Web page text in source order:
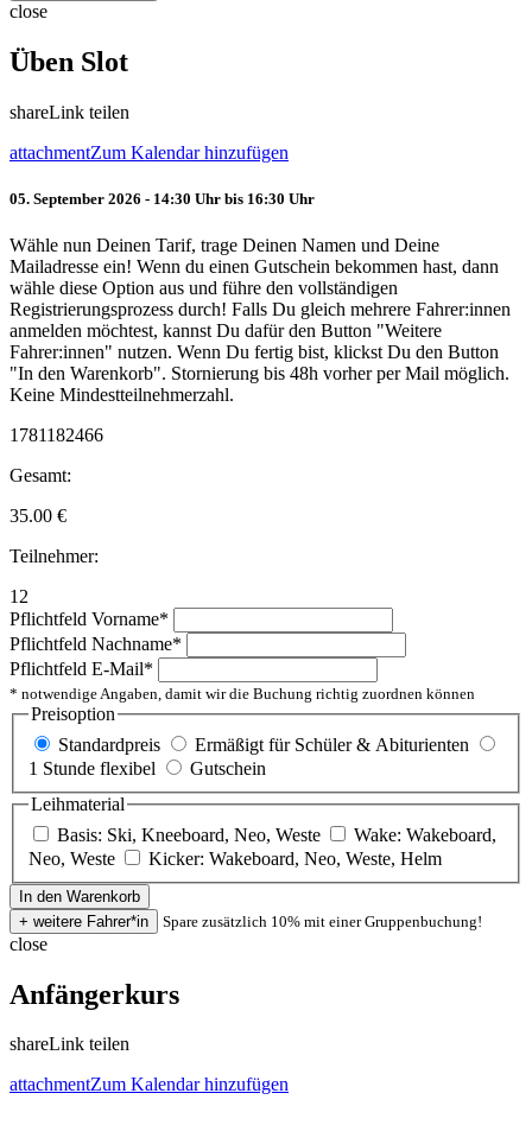
close
Üben Slot
shareLink teilen
attachmentZum Kalendar hinzufügen
05. September 2026 - 14:30 Uhr bis 16:30 Uhr
Wähle nun Deinen Tarif, trage Deinen Namen und Deine
Mailadresse ein! Wenn du einen Gutschein bekommen hast, dann
wähle diese Option aus und führe den vollständigen
Registrierungsprozess durch! Falls Du gleich mehrere Fahrer:innen
anmelden möchtest, kannst Du dafür den Button "Weitere
Fahrer:innen" nutzen. Wenn Du fertig bist, klickst Du den Button
"In den Warenkorb". Stornierung bis 48h vorher per Mail möglich.
Keine Mindestteilnehmerzahl.
1781182466
Gesamt:
35.00 €
Teilnehmer:
12
Pflichtfeld Vorname*
Pflichtfeld Nachname*
Pflichtfeld E-Mail*
* notwendige Angaben, damit wir die Buchung richtig zuordnen können
Preisoption
Standardpreis
Ermäßigt für Schüler & Abiturienten
1 Stunde flexibel
Gutschein
Leihmaterial
Basis: Ski, Kneeboard, Neo, Weste
Wake: Wakeboard,
Neo, Weste
Kicker: Wakeboard, Neo, Weste, Helm
Spare zusätzlich 10% mit einer Gruppenbuchung!
close
Anfängerkurs
shareLink teilen
attachmentZum Kalendar hinzufügen